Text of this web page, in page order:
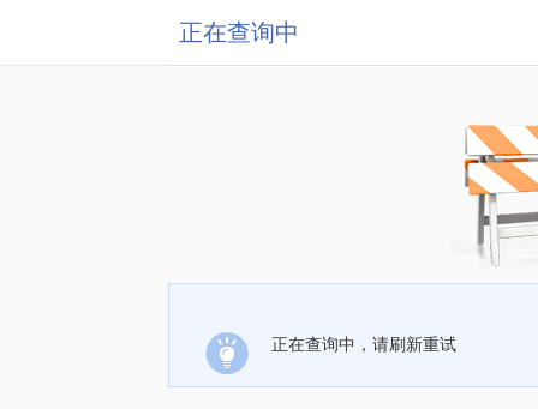
正在查询中
正在查询中，请刷新重试